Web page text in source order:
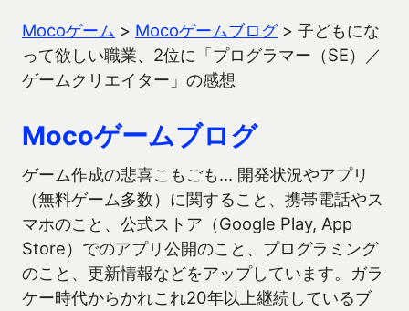
Mocoゲーム > Mocoゲームブログ> 子どもにな
って欲しい職業、2位に「プログラマー（SE）／
ゲームクリエイター」の感想
Mocoゲームブログ
ゲーム作成の悲喜こもごも… 開発状況やアプリ
（無料ゲーム多数）に関すること、携帯電話やス
マホのこと、公式ストア（Google Play, App
Store）でのアプリ公開のこと、プログラミング
のこと、更新情報などをアップしています。ガラ
ケー時代からかれこれ20年以上継続しているブ